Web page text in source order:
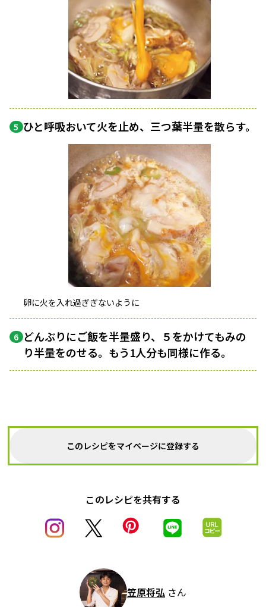
5 ひと呼吸おいて火を止め、三つ葉半量を散らす。
卵に火を入れ過ぎぎないように
6 どんぶりにご飯を半量盛り、５をかけてもみの
り半量をのせる。もう1人分も同様に作る。
このレシピをマイページに登録する
このレシピを共有する
笠原将弘 さん